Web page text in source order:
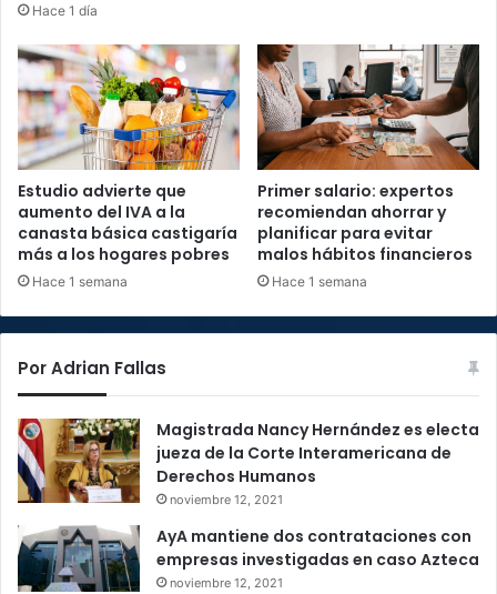
Hace 1 día
Estudio advierte que
aumento del IVA a la
canasta básica castigaría
más a los hogares pobres
Hace 1 semana
Primer salario: expertos
recomiendan ahorrar y
planificar para evitar
malos hábitos financieros
Hace 1 semana
Por Adrian Fallas
Magistrada Nancy Hernández es electa
jueza de la Corte Interamericana de
Derechos Humanos
noviembre 12, 2021
AyA mantiene dos contrataciones con
empresas investigadas en caso Azteca
noviembre 12, 2021